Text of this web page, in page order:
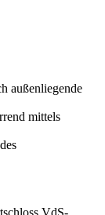
außenliegende
mittels
VdS-